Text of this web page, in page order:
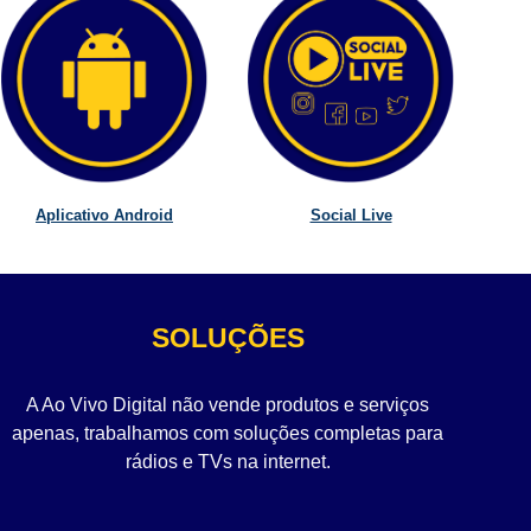
Aplicativo Android Social Live
SOLUÇÕES
A Ao Vivo Digital não vende produtos e serviços
apenas, trabalhamos com soluções completas para
rádios e TVs na internet.